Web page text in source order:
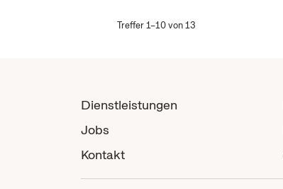
Treffer 1–10 von 13
Dienstleistungen
Jobs
Kontakt